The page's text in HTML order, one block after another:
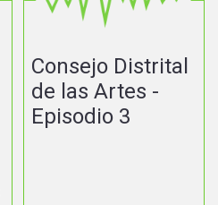
Consejo Distrital
de las Artes -
Episodio 3